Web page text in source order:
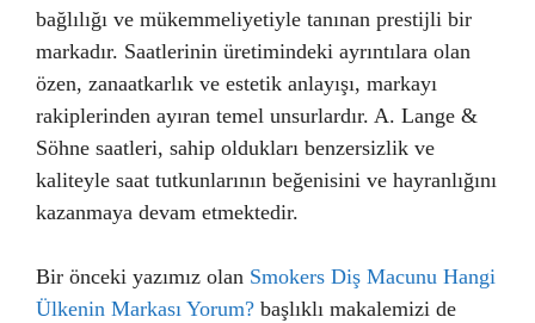
bağlılığı ve mükemmeliyetiyle tanınan prestijli bir
markadır. Saatlerinin üretimindeki ayrıntılara olan
özen, zanaatkarlık ve estetik anlayışı, markayı
rakiplerinden ayıran temel unsurlardır. A. Lange &
Söhne saatleri, sahip oldukları benzersizlik ve
kaliteyle saat tutkunlarının beğenisini ve hayranlığını
kazanmaya devam etmektedir.
Bir önceki yazımız olan Smokers Diş Macunu Hangi
Ülkenin Markası Yorum? başlıklı makalemizi de